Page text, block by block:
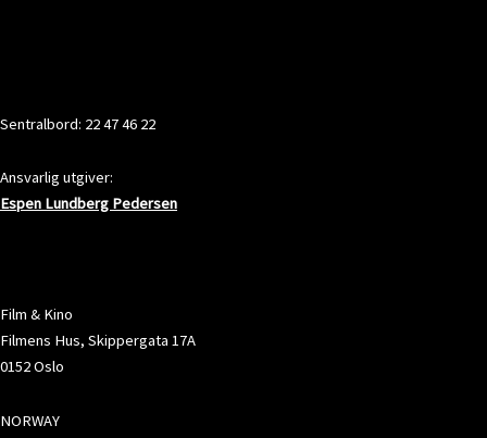
Sentralbord: 22 47 46 22
Ansvarlig utgiver:
Espen Lundberg Pedersen
Film & Kino
Filmens Hus, Skippergata 17A
0152 Oslo
NORWAY